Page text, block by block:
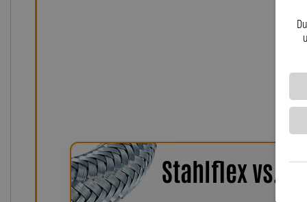
RSV 1000 Mille RP passt. Unser engagiertes Team
persönlich zur Verfügung. Mit der Lothar Spiegler Kfz-
für einen deutschen Qualitätshersteller, der
Stahlflex vs.